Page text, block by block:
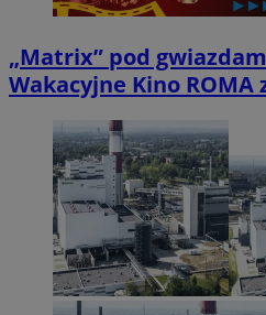
„Matrix” pod
Wakacyjne Kino